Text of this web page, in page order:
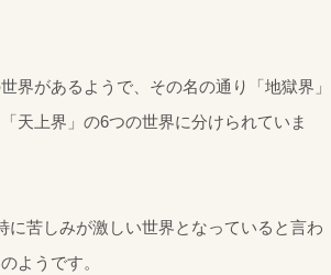
界があるようで、その名の通り「地獄界」
天上界」の6つの世界に分けられていま
苦しみが激しい世界となっていると言わ
ようです。